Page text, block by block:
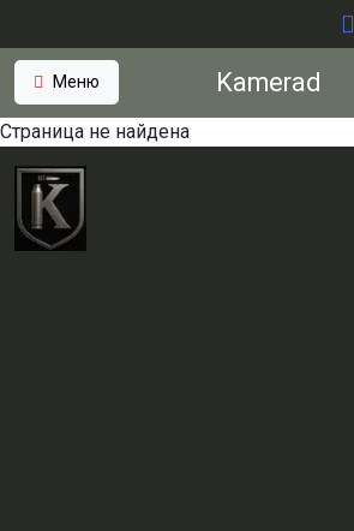
Меню Kamerad
Страница не найдена